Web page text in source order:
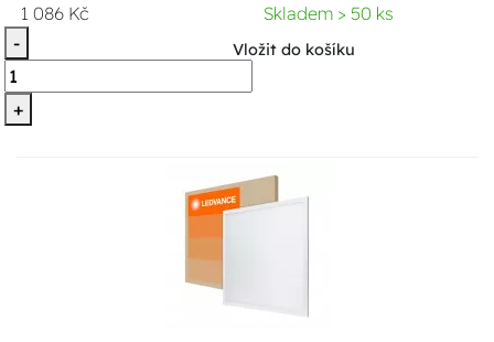
1 086 Kč
Skladem > 50 ks
-
+
Vložit do košíku